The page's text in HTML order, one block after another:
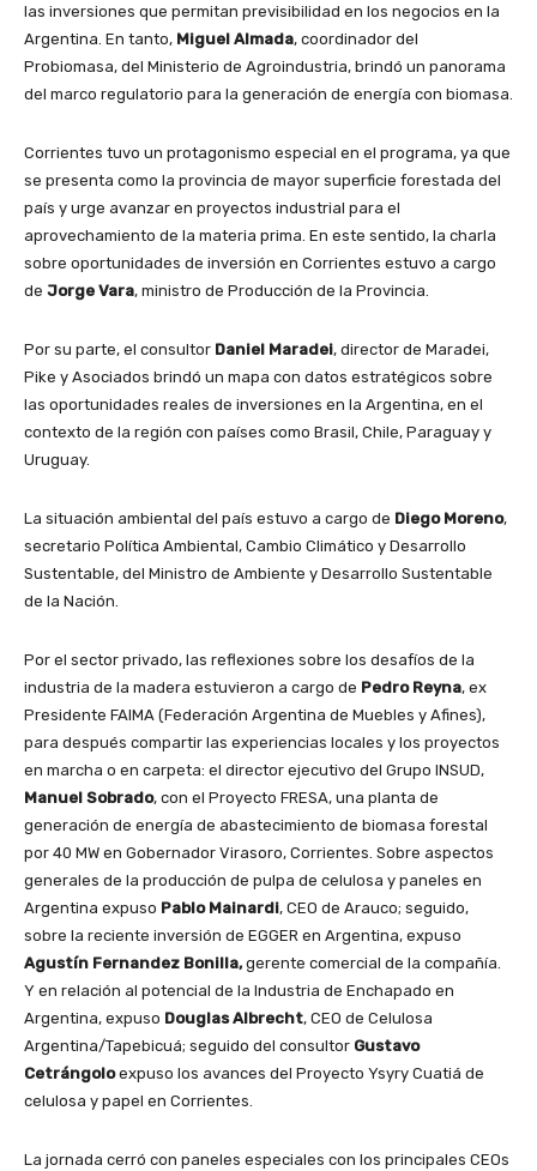
las inversiones que permitan previsibilidad en los negocios en la
Argentina. En tanto, Miguel Almada, coordinador del
Probiomasa, del Ministerio de Agroindustria, brindó un panorama
del marco regulatorio para la generación de energía con biomasa.
Corrientes tuvo un protagonismo especial en el programa, ya que
se presenta como la provincia de mayor superficie forestada del
país y urge avanzar en proyectos industrial para el
aprovechamiento de la materia prima. En este sentido, la charla
sobre oportunidades de inversión en Corrientes estuvo a cargo
de Jorge Vara, ministro de Producción de la Provincia.
Por su parte, el consultor Daniel Maradei, director de Maradei,
Pike y Asociados brindó un mapa con datos estratégicos sobre
las oportunidades reales de inversiones en la Argentina, en el
contexto de la región con países como Brasil, Chile, Paraguay y
Uruguay.
La situación ambiental del país estuvo a cargo de Diego Moreno,
secretario Política Ambiental, Cambio Climático y Desarrollo
Sustentable, del Ministro de Ambiente y Desarrollo Sustentable
de la Nación.
Por el sector privado, las reflexiones sobre los desafíos de la
industria de la madera estuvieron a cargo de Pedro Reyna, ex
Presidente FAIMA (Federación Argentina de Muebles y Afines),
para después compartir las experiencias locales y los proyectos
en marcha o en carpeta: el director ejecutivo del Grupo INSUD,
Manuel Sobrado, con el Proyecto FRESA, una planta de
generación de energía de abastecimiento de biomasa forestal
por 40 MW en Gobernador Virasoro, Corrientes. Sobre aspectos
generales de la producción de pulpa de celulosa y paneles en
Argentina expuso Pablo Mainardi, CEO de Arauco; seguido,
sobre la reciente inversión de EGGER en Argentina, expuso
Agustín Fernandez Bonilla,gerente comercial de la compañía.
Y en relación al potencial de la Industria de Enchapado en
Argentina, expuso Douglas Albrecht, CEO de Celulosa
Argentina/Tapebicuá; seguido del consultor Gustavo
Cetrángoloexpuso los avances del Proyecto Ysyry Cuatiá de
celulosa y papel en Corrientes.
La jornada cerró con paneles especiales con los principales CEOs